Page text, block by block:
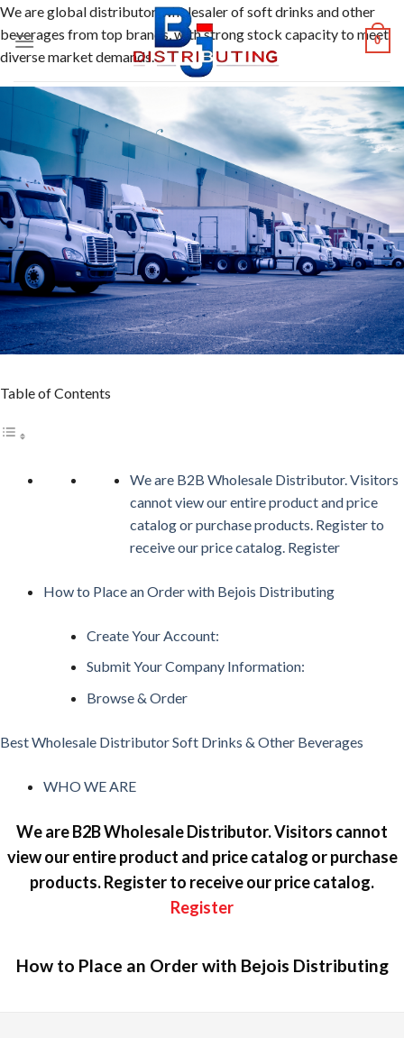
Skip
to
content
0
We are global distributor, wholesaler of soft drinks and other
beverages from top brands, with strong stock capacity to meet
diverse market demands.
Table of Contents
We are B2B Wholesale Distributor. Visitors
cannot view our entire product and price
catalog or purchase products. Register to
receive our price catalog. Register
How to Place an Order with Bejois Distributing
Create Your Account:
Submit Your Company Information:
Browse & Order
Best Wholesale Distributor Soft Drinks & Other Beverages
WHO WE ARE
We are B2B Wholesale Distributor. Visitors cannot
view our entire product and price catalog or purchase
products. Register to receive our price catalog.
Register
How to Place an Order with Bejois Distributing